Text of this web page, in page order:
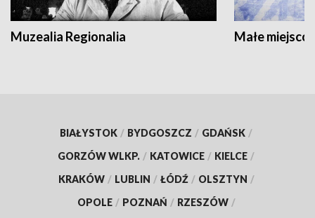
Muzealia Regionalia Małe
BIAŁYSTOK / BYDGOSZCZ / GDAŃSK /
GORZÓW WLKP. / KATOWICE / KIELCE /
KRAKÓW / LUBLIN / ŁÓDŹ / OLSZTYN /
OPOLE / POZNAŃ / RZESZÓW /